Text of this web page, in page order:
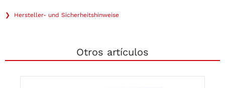
❯ Hersteller- und Sicherheitshinweise
Otros artículos